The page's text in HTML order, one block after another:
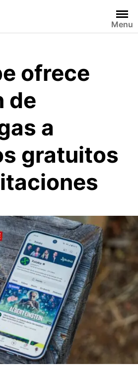
Menu
ofrece
de
a
gratuitos